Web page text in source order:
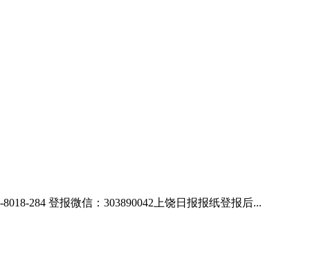
284 登报微信：303890042上饶日报报纸登报后...